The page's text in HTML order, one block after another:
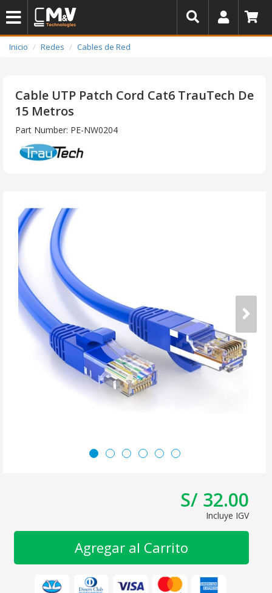
Inicio Redes Cables de Red
Cable UTP Patch Cord Cat6 TrauTech De
15 Metros
Part Number: PE-NW0204
S/ 32.00
Incluye IGV
Agregar al Carrito